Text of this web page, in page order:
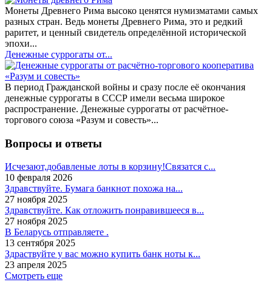
Монеты Древнего Рима высоко ценятся нумизматами самых
разных стран. Ведь монеты Древнего Рима, это и редкий
раритет, и ценный свидетель определённой исторической
эпохи...
Денежные суррогаты от...
В период Гражданской войны и сразу после её окончания
денежные суррогаты в СССР имели весьма широкое
распространение. Денежные суррогаты от расчётное-
торгового союза «Разум и совесть»...
Вопросы и ответы
Исчезают,добавленые лоты в корзину!Связатся с...
10 февраля 2026
Здравствуйте. Бумага банкнот похожа на...
27 ноября 2025
Здравствуйте. Как отложить понравившееся в...
27 ноября 2025
В Беларусь отправляете .
13 сентября 2025
Здраствуйте у вас можно купить банк ноты к...
23 апреля 2025
Смотреть еще